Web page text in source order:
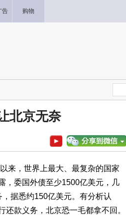
告 购物
北京无奈
来，世界上最大、最复杂的国家
，委国外债至少1500亿美元，几
据悉约150亿美元。有分析认
还款义务，北京恐一毛都拿不回。